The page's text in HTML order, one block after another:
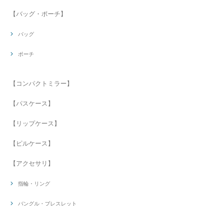
【バッグ・ポーチ】
バッグ
ポーチ
【コンパクトミラー】
【パスケース】
【リップケース】
【ピルケース】
【アクセサリ】
指輪・リング
バングル・ブレスレット